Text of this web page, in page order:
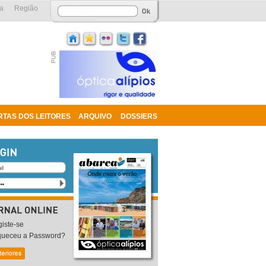
DOS LEITORES ARQUIVO DOSSIERS
Região
se
a Password?